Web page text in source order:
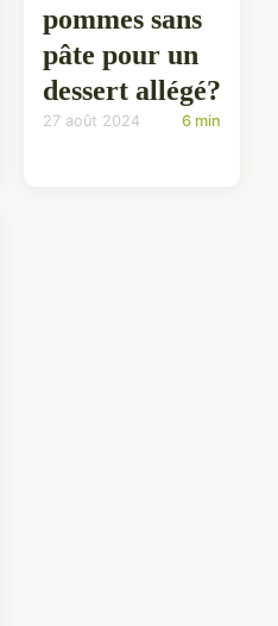
pommes sans
pâte pour un
dessert allégé?
27 août 2024 6 min